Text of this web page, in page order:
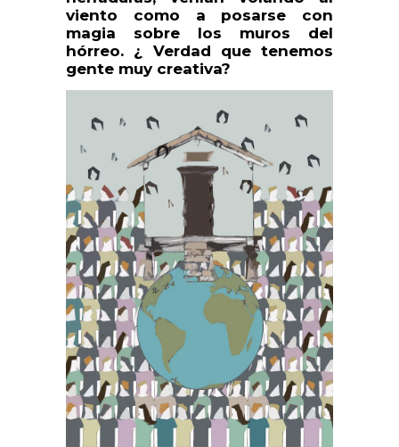
viento como a posarse con
magia sobre los muros del
hórreo. ¿ Verdad que tenemos
gente muy creativa?